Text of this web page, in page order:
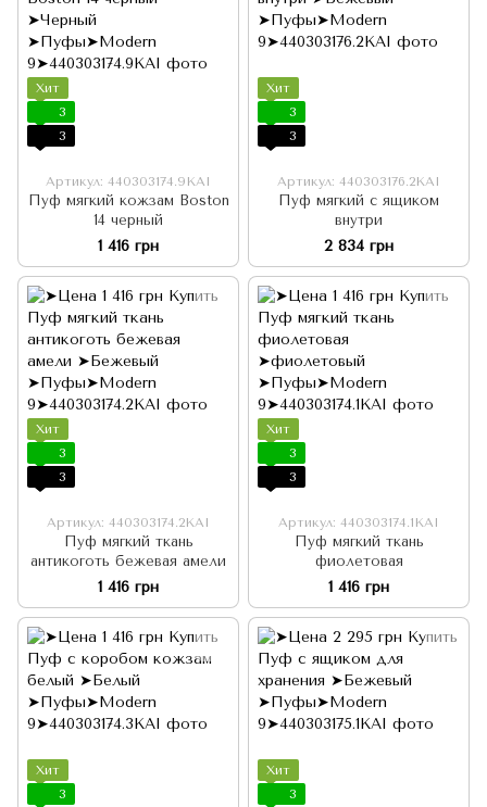
Хит
3
3
Артикул: 440303174.9KAI
Пуф мягкий кожзам Boston
14 черный
1 416 грн
Хит
3
3
Артикул: 440303176.2KAI
Пуф мягкий с ящиком
внутри
2 834 грн
Хит
3
3
Артикул: 440303174.2KAI
Пуф мягкий ткань
антикоготь бежевая амели
1 416 грн
Хит
3
3
Артикул: 440303174.1KAI
Пуф мягкий ткань
фиолетовая
1 416 грн
Хит
3
Хит
3